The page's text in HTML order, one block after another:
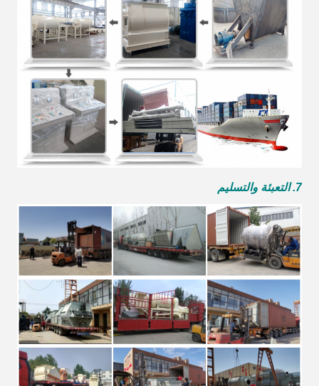
7. التعبئة والتسليم